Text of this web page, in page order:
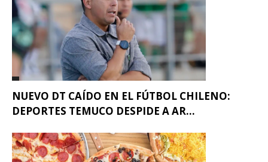
NUEVO DT CAÍDO EN EL FÚTBOL CHILENO:
DEPORTES TEMUCO DESPIDE A AR...